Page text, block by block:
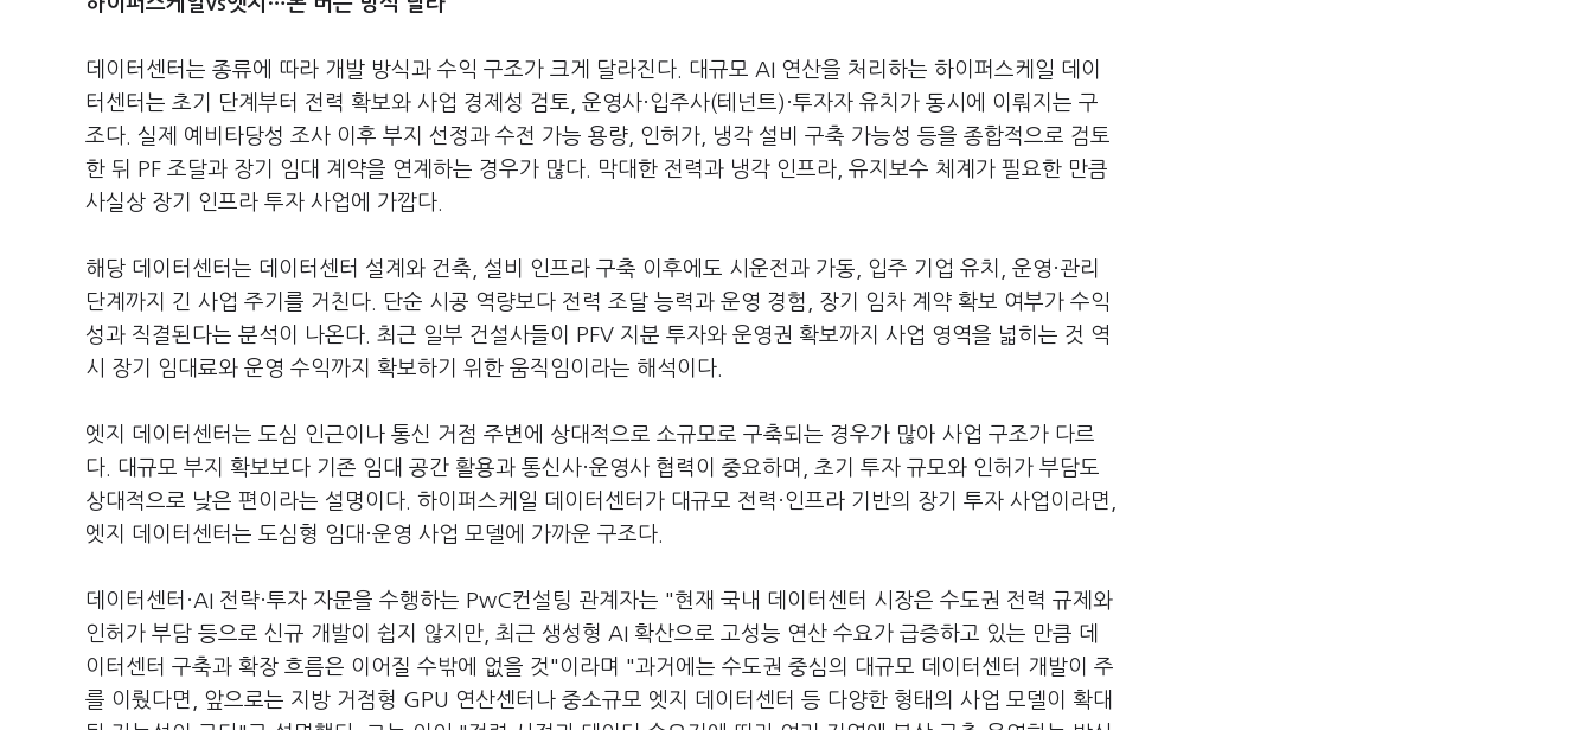
데이터센터는 종류에 따라 개발 방식과 수익 구조가 크게 달라진다. 대규모 AI 연산을 처리하는 하이퍼스케일 데이
터센터는 초기 단계부터 전력 확보와 사업 경제성 검토, 운영사·입주사(테넌트)·투자자 유치가 동시에 이뤄지는 구
조다. 실제 예비타당성 조사 이후 부지 선정과 수전 가능 용량, 인허가, 냉각 설비 구축 가능성 등을 종합적으로 검토
한 뒤 PF 조달과 장기 임대 계약을 연계하는 경우가 많다. 막대한 전력과 냉각 인프라, 유지보수 체계가 필요한 만큼
사실상 장기 인프라 투자 사업에 가깝다.
해당 데이터센터는 데이터센터 설계와 건축, 설비 인프라 구축 이후에도 시운전과 가동, 입주 기업 유치, 운영·관리
단계까지 긴 사업 주기를 거친다. 단순 시공 역량보다 전력 조달 능력과 운영 경험, 장기 임차 계약 확보 여부가 수익
성과 직결된다는 분석이 나온다. 최근 일부 건설사들이 PFV 지분 투자와 운영권 확보까지 사업 영역을 넓히는 것 역
시 장기 임대료와 운영 수익까지 확보하기 위한 움직임이라는 해석이다.
엣지 데이터센터는 도심 인근이나 통신 거점 주변에 상대적으로 소규모로 구축되는 경우가 많아 사업 구조가 다르
다. 대규모 부지 확보보다 기존 임대 공간 활용과 통신사·운영사 협력이 중요하며, 초기 투자 규모와 인허가 부담도
상대적으로 낮은 편이라는 설명이다. 하이퍼스케일 데이터센터가 대규모 전력·인프라 기반의 장기 투자 사업이라면,
엣지 데이터센터는 도심형 임대·운영 사업 모델에 가까운 구조다.
데이터센터·AI 전략·투자 자문을 수행하는 PwC컨설팅 관계자는 "현재 국내 데이터센터 시장은 수도권 전력 규제와
인허가 부담 등으로 신규 개발이 쉽지 않지만, 최근 생성형 AI 확산으로 고성능 연산 수요가 급증하고 있는 만큼 데
이터센터 구축과 확장 흐름은 이어질 수밖에 없을 것"이라며 "과거에는 수도권 중심의 대규모 데이터센터 개발이 주
를 이뤘다면, 앞으로는 지방 거점형 GPU 연산센터나 중소규모 엣지 데이터센터 등 다양한 형태의 사업 모델이 확대